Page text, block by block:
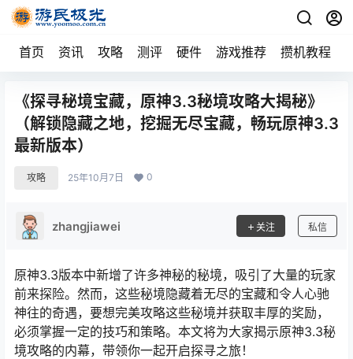
首页 资讯 攻略 测评 硬件 游戏推荐 攒机教程
《探寻秘境宝藏，原神3.3秘境攻略大揭秘》
（解锁隐藏之地，挖掘无尽宝藏，畅玩原神3.3
最新版本）
攻略 25年10月7日 0
zhangjiawei 关注 私信
原神3.3版本中新增了许多神秘的秘境，吸引了大量的玩家
前来探险。然而，这些秘境隐藏着无尽的宝藏和令人心驰
神往的奇遇，要想完美攻略这些秘境并获取丰厚的奖励，
必须掌握一定的技巧和策略。本文将为大家揭示原神3.3秘
境攻略的内幕，带领你一起开启探寻之旅！